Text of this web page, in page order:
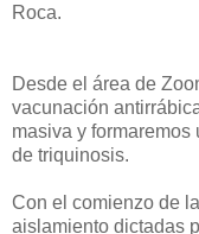
Roca.
Desde el área de
vacunación
masiva y
de triquinosis.
Con el comienzo de
aislamiento dictadas